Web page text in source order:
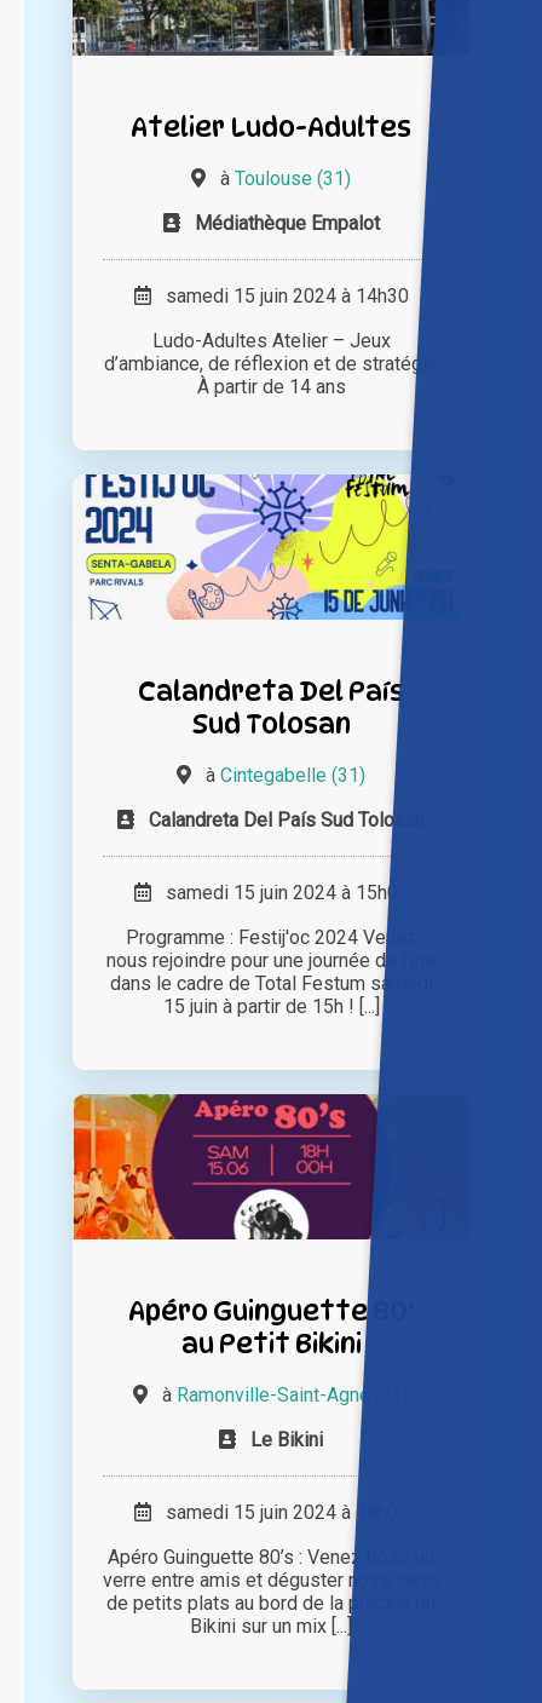
Atelier Ludo-Adultes
à Toulouse (31)
Médiathèque Empalot
samedi 15 juin 2024 à 14h30
Ludo-Adultes Atelier – Jeux
d’ambiance, de réflexion et de stratégie
À partir de 14 ans
Calandreta Del País
Sud Tolosan
à Cintegabelle (31)
Calandreta Del País Sud Tolosan
samedi 15 juin 2024 à 15h00
Programme : Festij'oc 2024 Venez
nous rejoindre pour une journée de fête
dans le cadre de Total Festum samedi
15 juin à partir de 15h ! [...]
Apéro Guinguette 80'
au Petit Bikini
à Ramonville-Saint-Agne (31)
Le Bikini
samedi 15 juin 2024 à 18h00
Apéro Guinguette 80’s : Venez boire un
verre entre amis et déguster notre carte
de petits plats au bord de la piscine du
Bikini sur un mix [...]